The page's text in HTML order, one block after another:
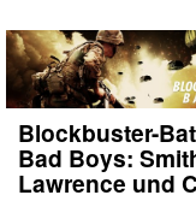
Blockbuster-
Bad Boys:
Lawrence und